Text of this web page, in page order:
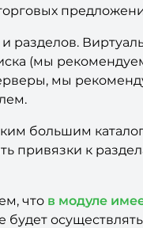
разделов.
(мы
мы
большим
к
что в модуле
будет